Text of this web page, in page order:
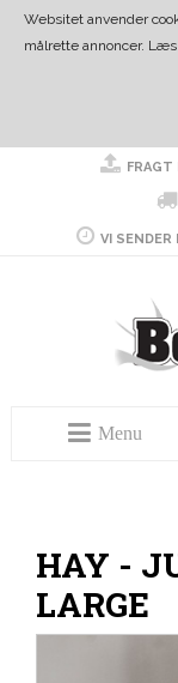
Websitet anvender
målrette annoncer.
VI SENDER
Menu
HAY -
LARGE